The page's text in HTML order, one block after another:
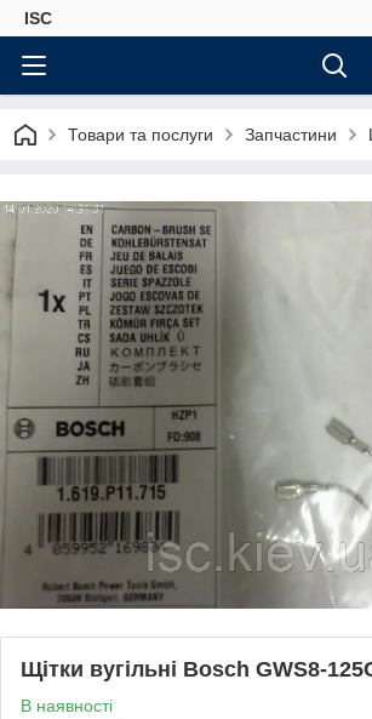
ISC
Товари та послуги Запчастини
Щітки вугільні Bosch GWS8-
В наявності